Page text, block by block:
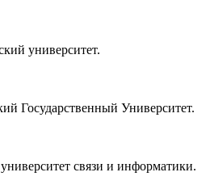
университет.
Государственный Университет.
связи и информатики.